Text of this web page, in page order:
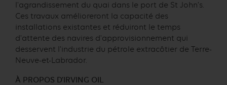
l'agrandissement du quai dans le port de St John’s.
Ces travaux amélioreront la capacité des
installations existantes et réduiront le temps
d'attente des navires d'approvisionnement qui
desservent l'industrie du pétrole extracôtier de Terre-
Neuve-et-Labrador.
À PROPOS D’IRVING OIL